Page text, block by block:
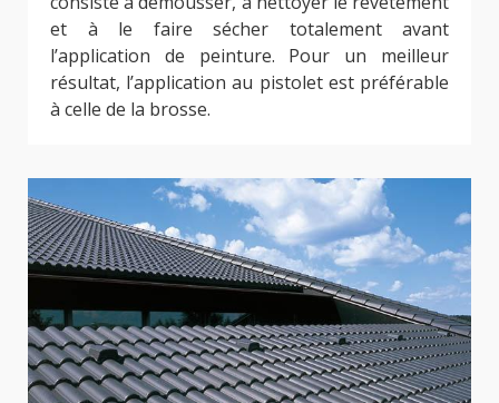
et à le faire sécher totalement avant
l’application de peinture. Pour un meilleur
résultat, l’application au pistolet est préférable
à celle de la brosse.